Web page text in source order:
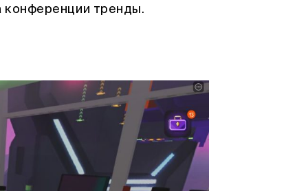
конференции тренды.